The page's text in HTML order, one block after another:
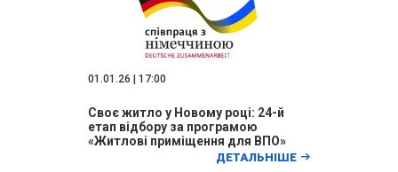
01.01.26 | 17:00
Своє житло у Новому році: 24-й
етап відбору за програмою
«Житлові приміщення для ВПО»
ДЕТАЛЬНІШЕ